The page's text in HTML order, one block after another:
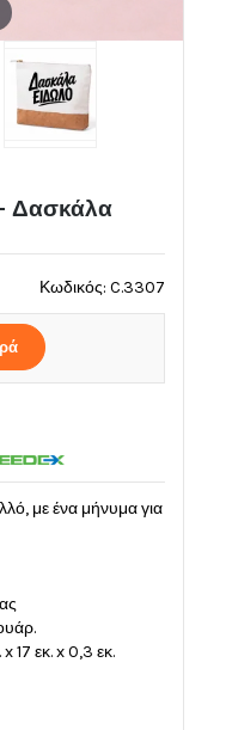
Δασκάλα
Κωδικός: C.3307
με ένα μήνυμα για
17 εκ. x 0,3 εκ.